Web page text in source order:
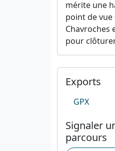
mérite une
point de
Chavroches
pour
Exports
GPX
Signaler
parcours